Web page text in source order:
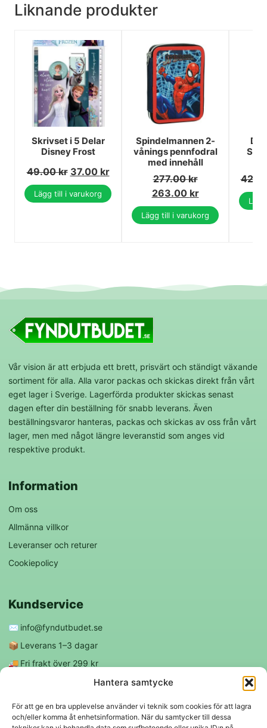
Hantera samtycke
För att ge en bra upplevelse använder vi teknik som cookies för att lagra
och/eller komma åt enhetsinformation. När du samtycker till dessa
Liknande produkter
Skrivset i 5 Delar
Disney Frost
49.00kr 37.00 kr
Lägg till i varukorg
Spindelmannen 2-
vånings pennfodral
med innehåll
277.00kr
263.00 kr
Lägg till i varukorg
Vår vision är att erbjuda ett brett, prisvärt och ständigt växande
sortiment för alla. Alla varor packas och skickas direkt från vårt
eget lager i Sverige. Lagerförda produkter skickas senast
dagen efter din beställning för snabb leverans. Även
beställningsvaror hanteras, packas och skickas av oss från vårt
lager, men med något längre leveranstid som anges vid
respektive produkt.
Information
Om oss
Allmänna villkor
Leveranser och returer
Cookiepolicy
Kundservice
✉️ info@fyndutbudet.se
📦 Leverans 1–3 dagar
🚚 Fri frakt över 299 kr
Följ oss